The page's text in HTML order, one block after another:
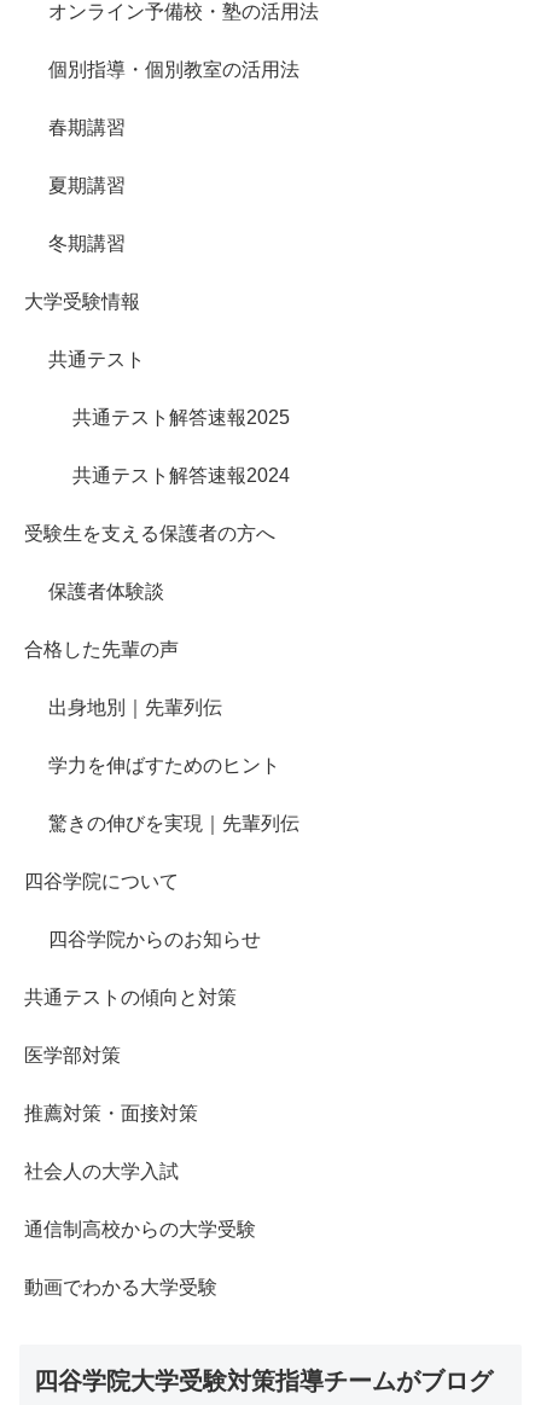
オンライン予備校・塾の活用法
個別指導・個別教室の活用法
春期講習
夏期講習
冬期講習
大学受験情報
共通テスト
共通テスト解答速報2025
共通テスト解答速報2024
受験生を支える保護者の方へ
保護者体験談
合格した先輩の声
出身地別｜先輩列伝
学力を伸ばすためのヒント
驚きの伸びを実現｜先輩列伝
四谷学院について
四谷学院からのお知らせ
共通テストの傾向と対策
医学部対策
推薦対策・面接対策
社会人の大学入試
通信制高校からの大学受験
動画でわかる大学受験
四谷学院大学受験対策指導チームがブログ